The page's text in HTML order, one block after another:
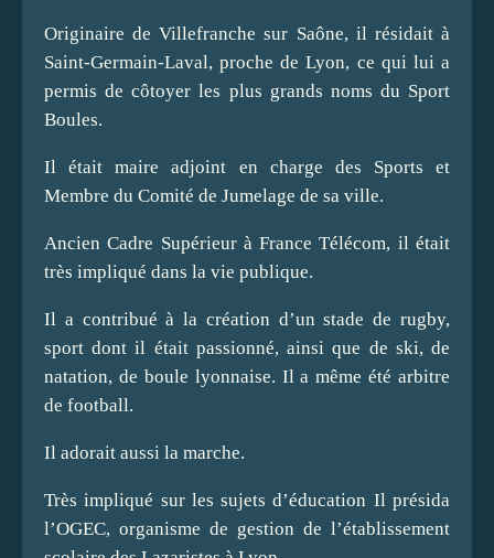
Originaire de Villefranche sur Saône, il résidait à
Saint-Germain-Laval, proche de Lyon, ce qui lui a
permis de côtoyer les plus grands noms du Sport
Boules.
Il était maire adjoint en charge des Sports et
Membre du Comité de Jumelage de sa ville.
Ancien Cadre Supérieur à France Télécom, il était
très impliqué dans la vie publique.
Il a contribué à la création d’un stade de rugby,
sport dont il était passionné, ainsi que de ski, de
natation, de boule lyonnaise. Il a même été arbitre
de football.
Il adorait aussi la marche.
Très impliqué sur les sujets d’éducation Il présida
l’OGEC, organisme de gestion de l’établissement